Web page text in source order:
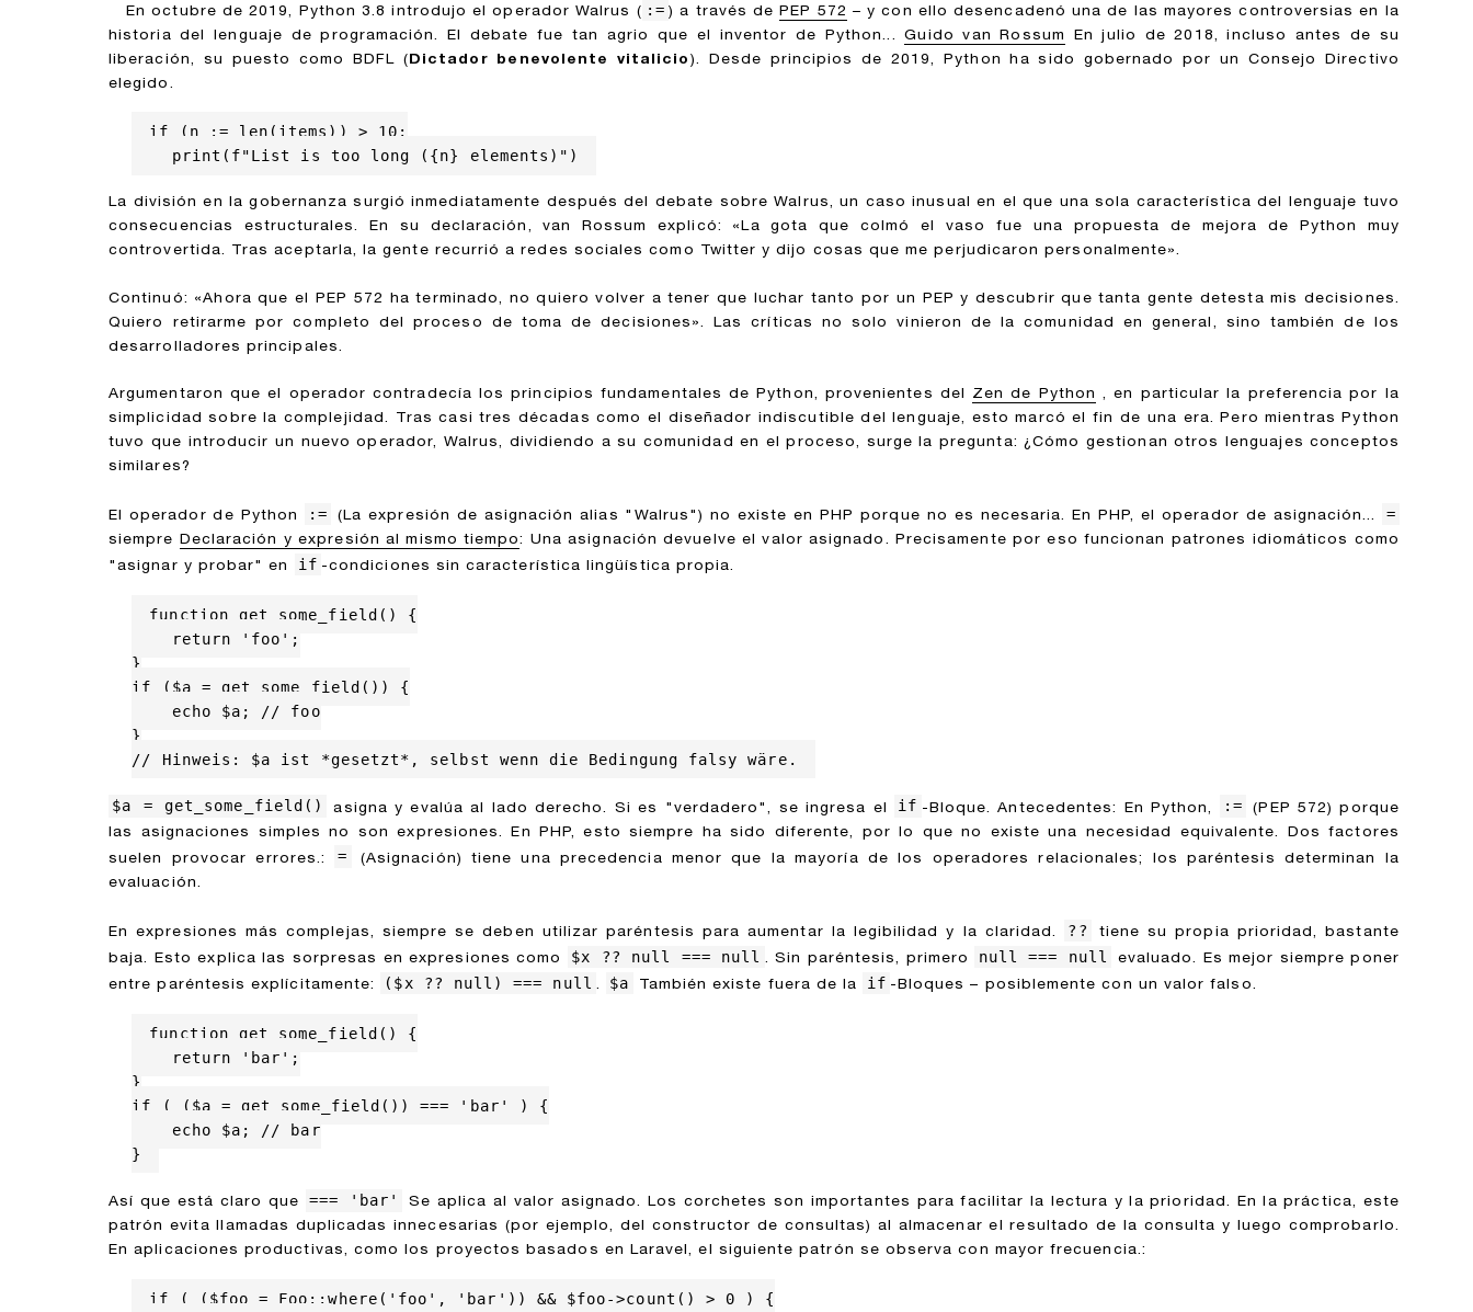
En octubre de 2019, Python 3.8 introdujo el operador Walrus ( := ) a través de PEP 572 – y con ello desencadenó una de las mayores controversias en la
historia del lenguaje de programación. El debate fue tan agrio que el inventor de Python...Guido van Rossum
En julio de 2018, incluso antes de su
liberación, su puesto como BDFL ( Dictador benevolente vitalicio ). Desde principios de 2019, Python ha sido gobernado por un Consejo Directivo
elegido.
if (n := len(items)) > 10:
print(f"List is too long ({n} elements)")
La división en la gobernanza surgió inmediatamente después del debate sobre Walrus, un caso inusual en el que una sola característica del lenguaje tuvo
consecuencias estructurales. En su declaración, van Rossum explicó: «La gota que colmó el vaso fue una propuesta de mejora de Python muy
controvertida. Tras aceptarla, la gente recurrió a redes sociales como Twitter y dijo cosas que me perjudicaron personalmente».
Continuó: «Ahora que el PEP 572 ha terminado, no quiero volver a tener que luchar tanto por un PEP y descubrir que tanta gente detesta mis decisiones.
Quiero retirarme por completo del proceso de toma de decisiones». Las críticas no solo vinieron de la comunidad en general, sino también de los
desarrolladores principales.
Argumentaron que el operador contradecía los principios fundamentales de Python, provenientes del Zen de Python , en particular la preferencia por la
simplicidad sobre la complejidad. Tras casi tres décadas como el diseñador indiscutible del lenguaje, esto marcó el fin de una era. Pero mientras Python
tuvo que introducir un nuevo operador, Walrus, dividiendo a su comunidad en el proceso, surge la pregunta: ¿Cómo gestionan otros lenguajes conceptos
similares?
El operador de Python := (La expresión de asignación alias "Walrus") no existe en PHP porque no es necesaria. En PHP, el operador de asignación... =
siempre Declaración y expresión al mismo tiempo: Una asignación devuelve el valor asignado. Precisamente por eso funcionan patrones idiomáticos como
"asignar y probar" en
if -condiciones sin característica lingüística propia.
function get_some_field() {
return 'foo';
}
if ($a = get_some_field()) {
echo $a; // foo
}
// Hinweis: $a ist *gesetzt*, selbst wenn die Bedingung falsy wäre.
$a = get_some_field() asigna y evalúa al lado derecho. Si es "verdadero", se ingresa el if -Bloque. Antecedentes: En Python, :=
(PEP 572) porque
las asignaciones simples no son expresiones. En PHP, esto siempre ha sido diferente, por lo que no existe una necesidad equivalente. Dos factores
suelen provocar errores.:
=
(Asignación) tiene una precedencia menor que la mayoría de los operadores relacionales; los paréntesis determinan la
evaluación.
En expresiones más complejas, siempre se deben utilizar paréntesis para aumentar la legibilidad y la claridad. ??
tiene su propia prioridad, bastante
baja. Esto explica las sorpresas en expresiones como
$x ?? null === null . Sin paréntesis, primero null === null
evaluado. Es mejor siempre poner
entre paréntesis explícitamente:
($x ?? null) === null . $a También existe fuera de la if -Bloques – posiblemente con un valor falso.
function get_some_field() {
return 'bar';
}
if ( ($a = get_some_field()) === 'bar' ) {
echo $a; // bar
}
Así que está claro que === 'bar'
Se aplica al valor asignado. Los corchetes son importantes para facilitar la lectura y la prioridad. En la práctica, este
patrón evita llamadas duplicadas innecesarias (por ejemplo, del constructor de consultas) al almacenar el resultado de la consulta y luego comprobarlo.
En aplicaciones productivas, como los proyectos basados en Laravel, el siguiente patrón se observa con mayor frecuencia.:
if ( ($foo = Foo::where('foo', 'bar')) && $foo->count() > 0 ) {